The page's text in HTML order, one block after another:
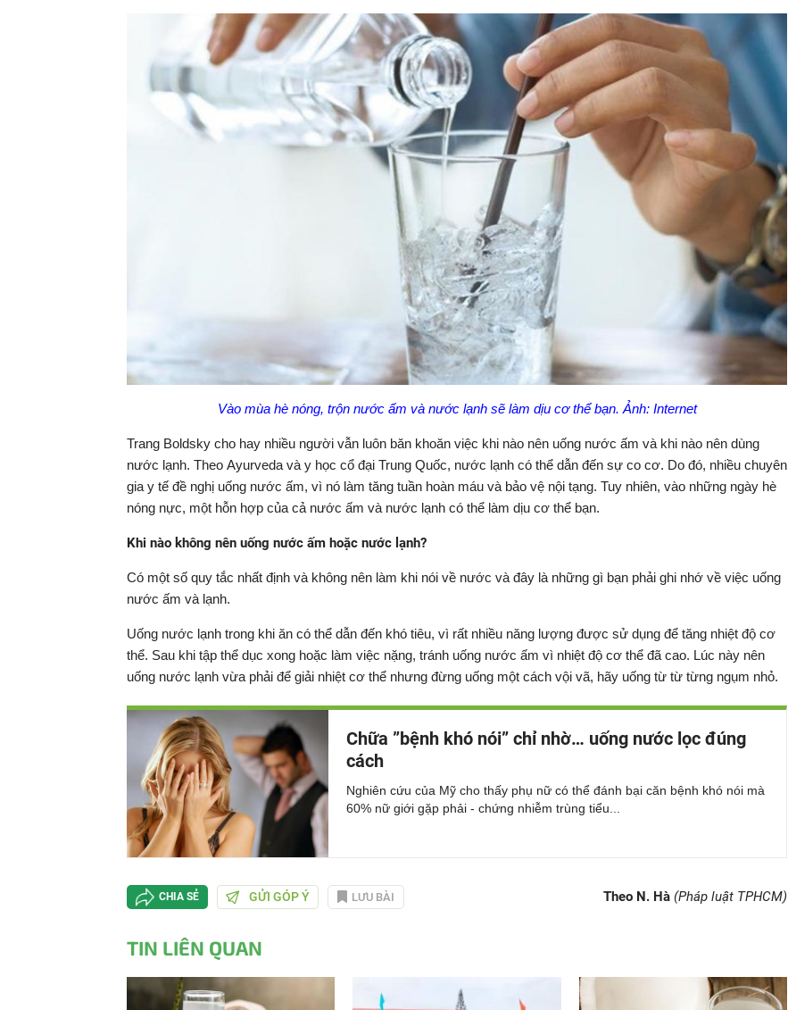
Vào mùa hè nóng, trộn nước ấm và nước lạnh sẽ làm dịu cơ thể bạn. Ảnh: Internet
Trang Boldsky cho hay nhiều người vẫn luôn băn khoăn việc khi nào nên uống nước ấm và khi nào nên dùng
nước lạnh. Theo Ayurveda và y học cổ đại Trung Quốc, nước lạnh có thể dẫn đến sự co cơ. Do đó, nhiều chuyên
gia y tế đề nghị uống nước ấm, vì nó làm tăng tuần hoàn máu và bảo vệ nội tạng. Tuy nhiên, vào những ngày hè
nóng nực, một hỗn hợp của cả nước ấm và nước lạnh có thể làm dịu cơ thể bạn.
Khi nào không nên uống nước ấm hoặc nước lạnh?
Có một số quy tắc nhất định và không nên làm khi nói về nước và đây là những gì bạn phải ghi nhớ về việc uống
nước ấm và lạnh.
Uống nước lạnh trong khi ăn có thể dẫn đến khó tiêu, vì rất nhiều năng lượng được sử dụng để tăng nhiệt độ cơ
thể. Sau khi tập thể dục xong hoặc làm việc nặng, tránh uống nước ấm vì nhiệt độ cơ thể đã cao. Lúc này nên
uống nước lạnh vừa phải để giải nhiệt cơ thể nhưng đừng uống một cách vội vã, hãy uống từ từ từng ngụm nhỏ.
Chữa ”bệnh khó nói” chỉ nhờ… uống nước lọc đúng
cách
Nghiên cứu của Mỹ cho thấy phụ nữ có thể đánh bại căn bệnh khó nói mà
60% nữ giới gặp phải - chứng nhiễm trùng tiểu...
CHIA SẺ GỬI GÓP Ý LƯU BÀI Theo N. Hà (Pháp luật TPHCM)
TIN LIÊN QUAN